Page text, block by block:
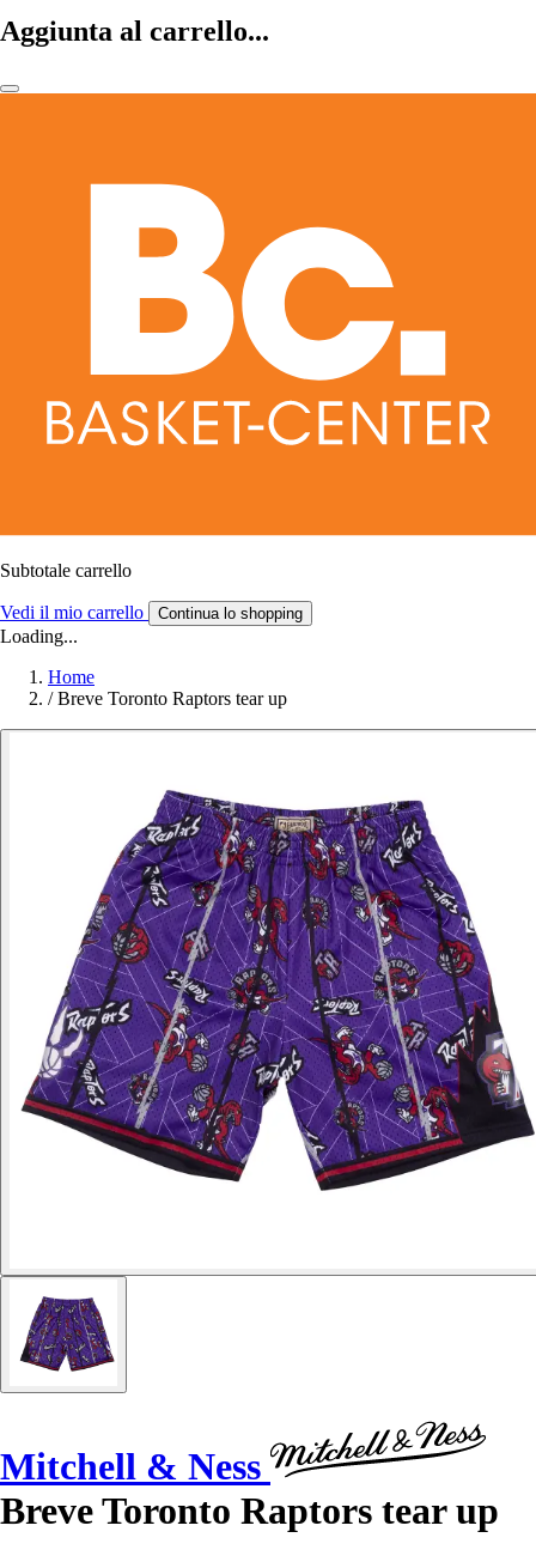
Aggiunta al carrello...
Subtotale carrello
Vedi il mio carrello Continua lo shopping
Loading...
Home
/ Breve Toronto Raptors tear up
Mitchell & Ness
Breve Toronto Raptors tear up